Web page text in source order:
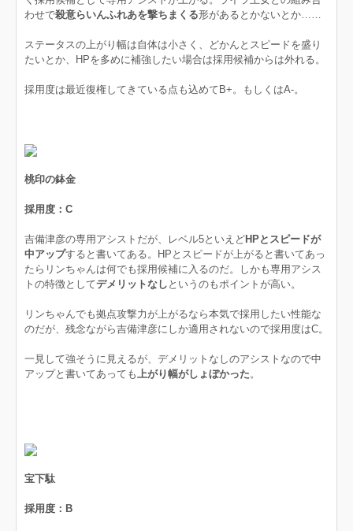
わせで殺意らいんふれあを撃ちまくる形があるとかないとか……
ステータスの上がり幅は自体は小さく、どかんとスピードを盛り
たいとか、HPを多めに補強したい場合は採用候補からは外れる。
採用度は最近復権してきている点も込めてB+。もしくはA-。
桃印の鉢金
採用度：C
吉備津彦の専用アシストだが、レベル5といえどHPとスピードが
中アップすると書いてある。HPとスピードが上がると書いてあっ
たらリンちゃんは何でも採用候補に入るのだ。しかも専用アシス
トの特徴としてデメリットなし というのもポイントが高い。
リンちゃんでも拠点攻撃力が上がるなら本気で採用したい性能な
のだが、残念ながら吉備津彦にしか適用されないので採用度はC。
一見して強そうに見えるが、デメリットなしのアシストなので中
アップと書いてあっても上がり幅がしょぼかった。
宝下駄
採用度：B